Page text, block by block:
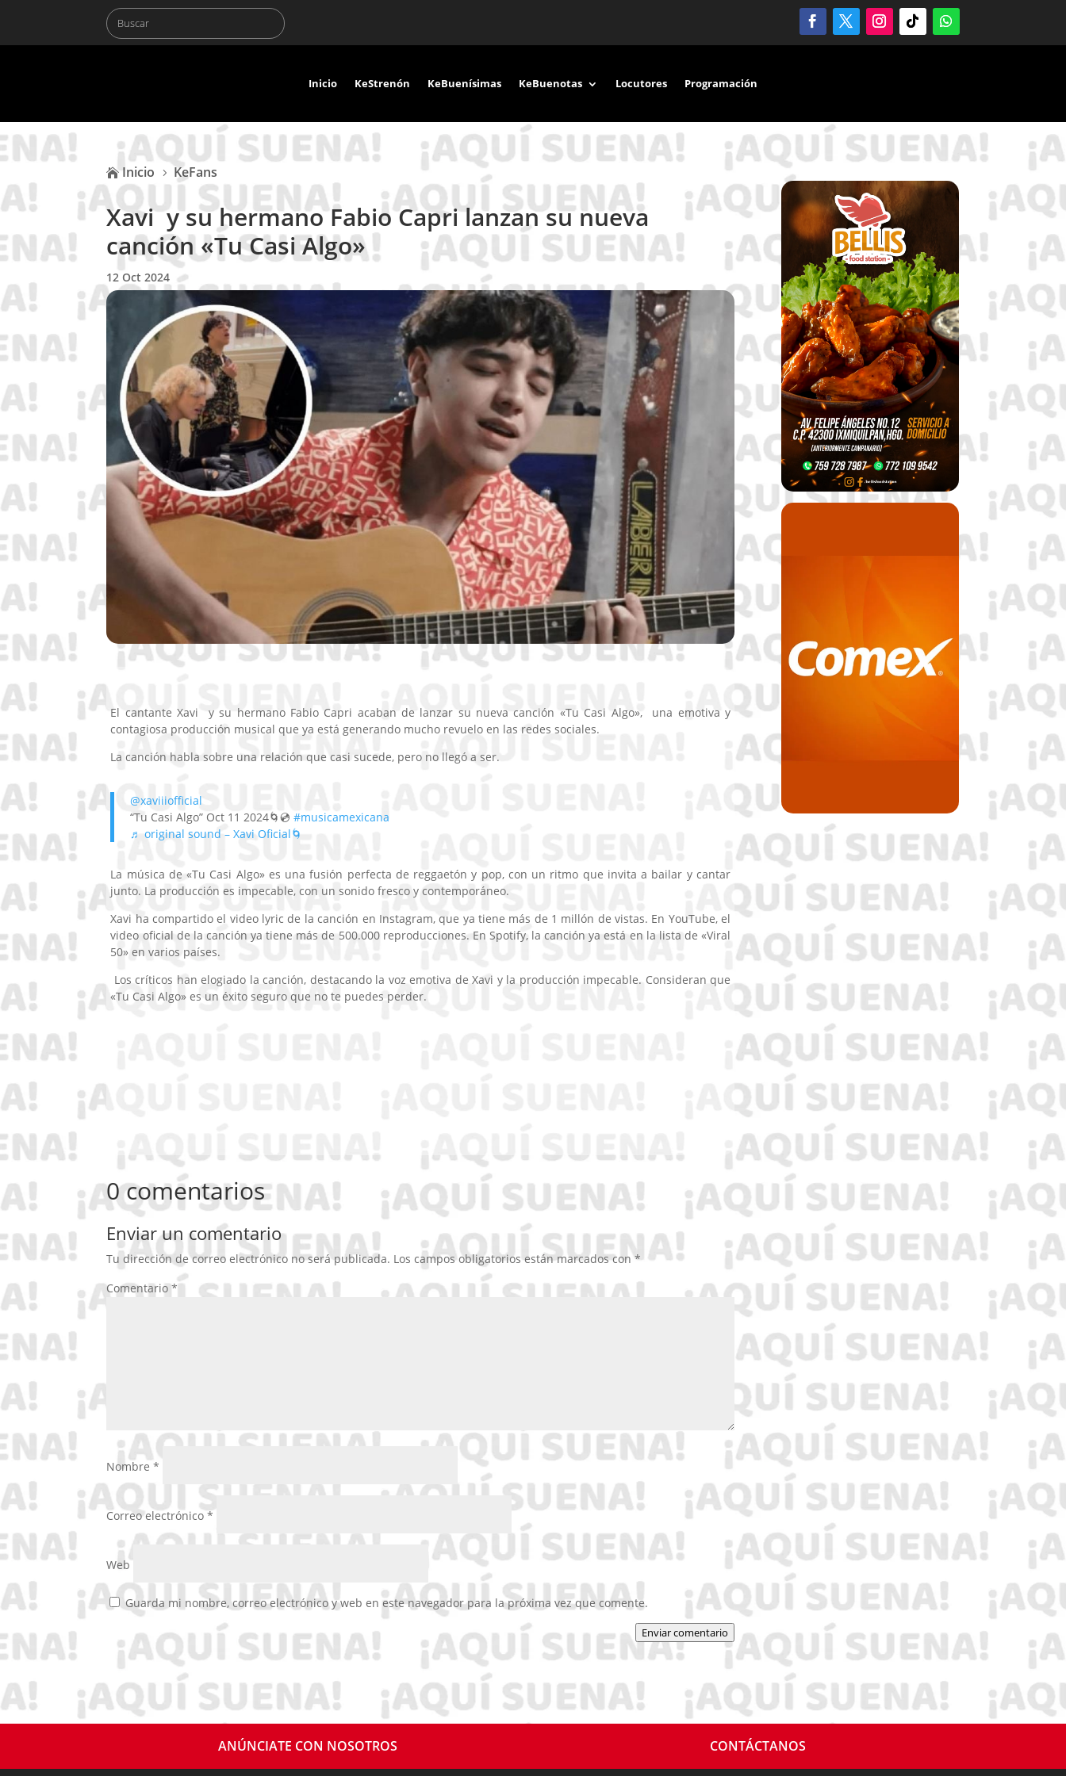
Inicio KeStrenón KeBuenísimas KeBuenotas Locutores Programación
 Inicio 5 KeFans
Xavi y su hermano Fabio Capri lanzan su nueva
canción «Tu Casi Algo»
12 Oct 2024
El cantante Xavi y su hermano Fabio Capri acaban de lanzar su nueva canción «Tu Casi Algo», una emotiva y
contagiosa producción musical que ya está generando mucho revuelo en las redes sociales.
La canción habla sobre una relación que casi sucede, pero no llegó a ser.
@xaviiiofficial
“Tu Casi Algo” Oct 11 2024🌀💿#musicamexicana
♬ original sound – Xavi Oficial🌀
La música de «Tu Casi Algo» es una fusión perfecta de reggaetón y pop, con un ritmo que invita a bailar y cantar
junto. La producción es impecable, con un sonido fresco y contemporáneo.
Xavi ha compartido el video lyric de la canción en Instagram, que ya tiene más de 1 millón de vistas. En YouTube, el
video oficial de la canción ya tiene más de 500.000 reproducciones. En Spotify, la canción ya está en la lista de «Viral
50» en varios países.
Los críticos han elogiado la canción, destacando la voz emotiva de Xavi y la producción impecable. Consideran que
«Tu Casi Algo» es un éxito seguro que no te puedes perder.
0 comentarios
Enviar un comentario
Tu dirección de correo electrónico no será publicada. Los campos obligatorios están marcados con*
Comentario*
Nombre*
Correo electrónico*
Web
Guarda mi nombre, correo electrónico y web en este navegador para la próxima vez que comente.
Enviar comentario
ANÚNCIATE CON NOSOTROS CONTÁCTANOS